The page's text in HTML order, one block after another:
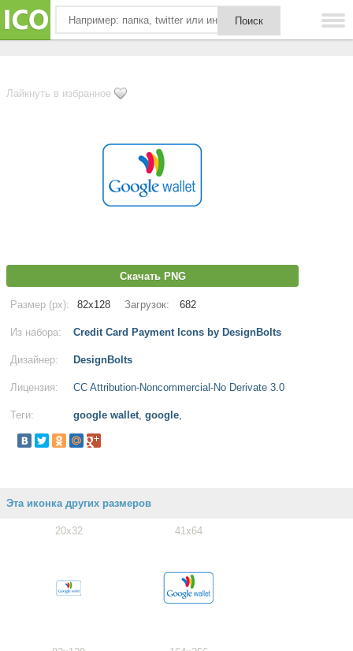
Лайкнуть в избранное
Скачать PNG
Размер (px): 82x128 Загрузок: 682
Из набора: Credit Card Payment Icons by DesignBolts
Дизайнер: DesignBolts
Лицензия: CC Attribution-Noncommercial-No Derivate 3.0
Теги: google wallet, google,
Эта иконка других размеров
20x32 41x64